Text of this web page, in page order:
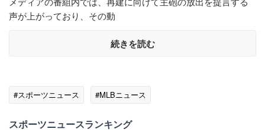
声が上がっており、その動
続きを読む
#スポーツニュース #MLBニュース
スポーツニュースランキング